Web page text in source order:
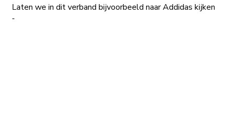
Laten we in dit verband bijvoorbeeld naar Addidas kijken
-